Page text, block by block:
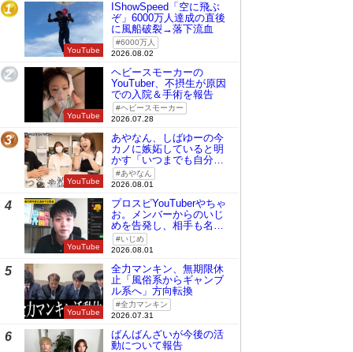
1
YouTube
IShowSpeed「空に飛ぶ
ぞ」6000万人達成の直後
に風船破裂→落下流血
6000万人
2026.08.02
2
YouTube
ヘビースモーカーの
YouTuber、不摂生が原因
での入院＆手術を報告
ヘビースモーカー
2026.07.28
3
YouTube
あやなん、しばゆーの今
カノに嫉妬していると明
かす「いつまでも自分の
ものみたいに…」
あやなん
2026.08.01
4
YouTube
プロスピYouTuberやちゃ
お。メンバーからのいじ
めを告発し、相手も名指
しで批判
いじめ
2026.08.01
5
YouTube
全力マンキン、無期限休
止「風俗系からギャンブ
ル系へ」方向転換
全力マンキン
2026.07.31
6
ばんばんざいが今後の活
動について報告